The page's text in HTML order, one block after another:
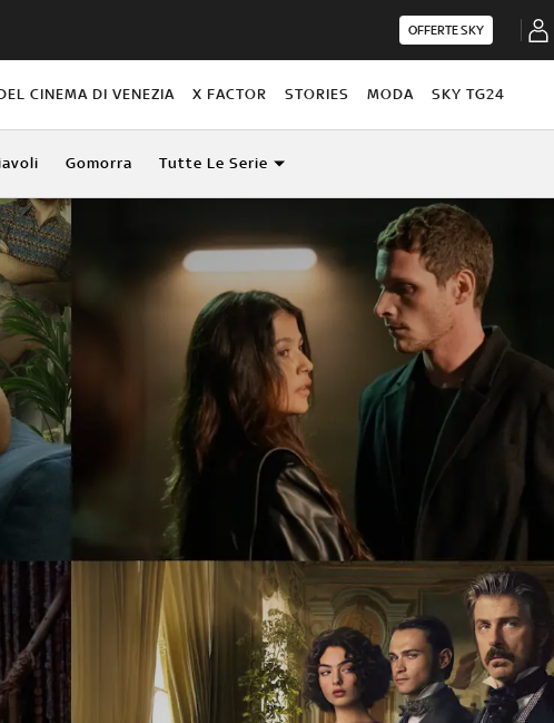
OFFERTE SKY
CINEMA DI VENEZIA X FACTOR STORIES MODA SKY TG24
Gomorra Tutte Le Serie